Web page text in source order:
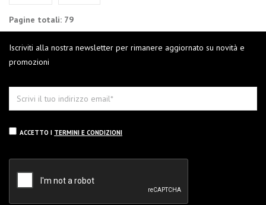
Pagine totali: 79
Iscriviti alla nostra newsletter per rimanere aggiornato su novità e
promozioni
ACCETTO I TERMINI E CONDIZIONI